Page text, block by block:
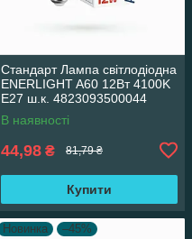
Стандарт Лампа світлодіодна
ENERLIGHT A60 12Вт 4100K
E27 ш.к. 4823093500044
В наявності
44,98 ₴ 81,79 ₴
Купити
Новинка –45%